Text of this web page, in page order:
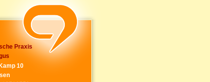
Praxis
10